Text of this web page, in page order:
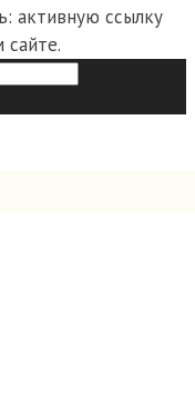
активную ссылку